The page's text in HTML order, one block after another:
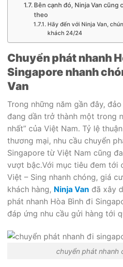
Bên cạnh đó, Ninja Van cũng
theo
Hãy đến với Ninja Van,
khách 24/24
Chuyển phát nhanh
Singapore nhanh
Van
Trong những năm gần đây,
đang dần trở thành một trong
nhất” của Việt Nam. Tỷ lệ
thương mại, nhu cầu chuyển
Singapore từ Việt Nam cũng
vượt bậc.Với mục tiêu đem tới
Việt – Sing nhanh chóng, giá
khách hàng, Ninja Van đã xây
phát nhanh Hòa Bình đi
đáp ứng nhu cầu gửi hàng tới
chuyển phát nhanh